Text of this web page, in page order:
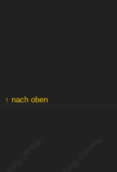
↑ nach oben